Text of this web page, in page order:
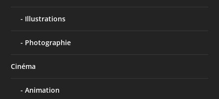
Illustrations
Photographie
Cinéma
Animation